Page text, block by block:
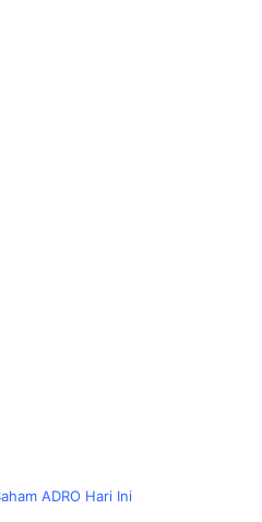
ADRO Hari Ini